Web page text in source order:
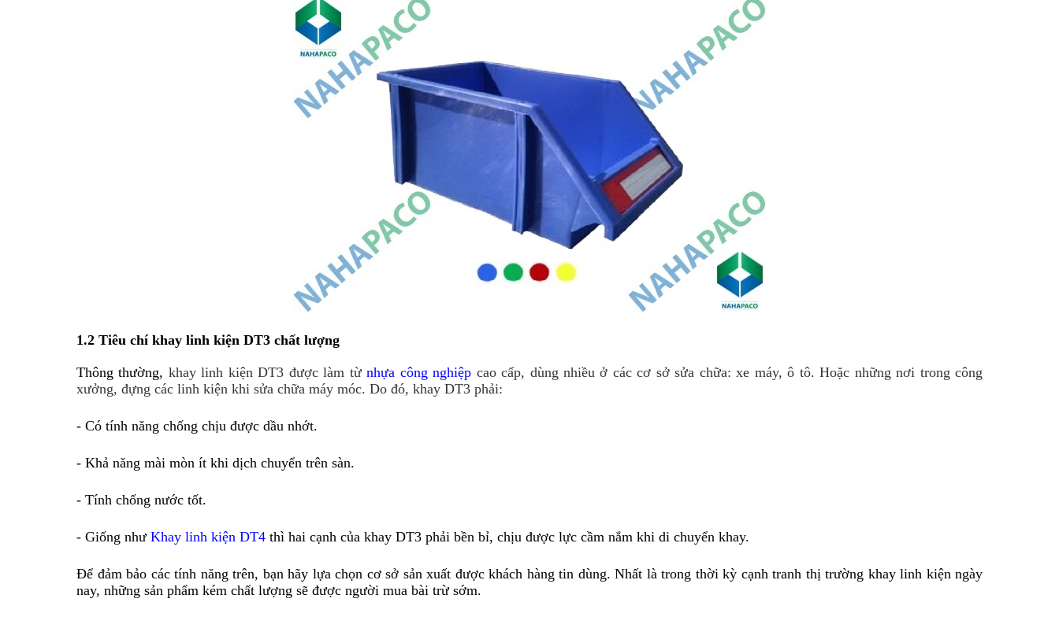
1.2 Tiêu chí khay linh kiện DT3 chất lượng
Thông thường, khay linh kiện DT3 được làm từ nhựa công nghiệp cao cấp, dùng nhiều ở các cơ sở sửa chữa: xe máy, ô tô. Hoặc những nơi trong công
xưởng, đựng các linh kiện khi sửa chữa máy móc. Do đó, khay DT3 phải:
- Có tính năng chống chịu được dầu nhớt.
- Khả năng mài mòn ít khi dịch chuyển trên sàn.
- Tính chống nước tốt.
- Giống như Khay linh kiện DT4 thì hai cạnh của khay DT3 phải bền bỉ, chịu được lực cầm nắm khi di chuyển khay.
Để đảm bảo các tính năng trên, bạn hãy lựa chọn cơ sở sản xuất được khách hàng tin dùng. Nhất là trong thời kỳ cạnh tranh thị trường khay linh kiện ngày
nay, những sản phẩm kém chất lượng sẽ được người mua bài trừ sớm.